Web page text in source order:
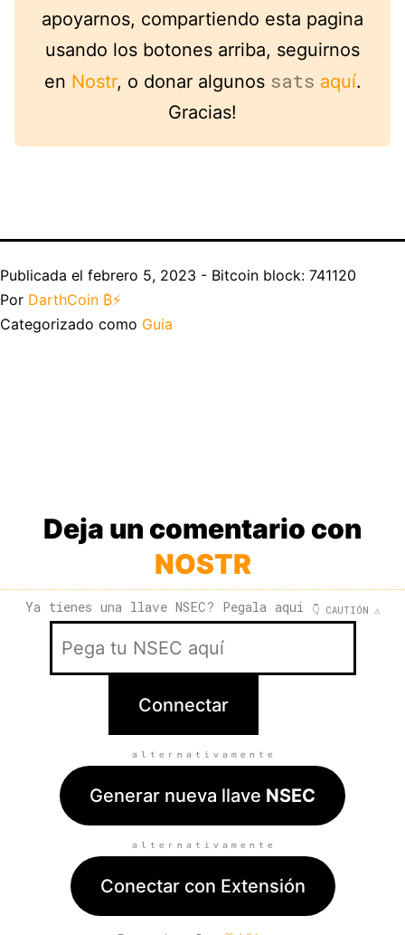
apoyarnos, compartiendo esta pagina
usando los botones arriba, seguirnos
en Nostr, o donar algunos sats aquí.
Gracias!
Publicada el febrero 5, 2023 - Bitcoin block: 741120
Por DarthCoin ₿⚡️
Categorizado como Guia
Deja un comentario con
NOSTR
Ya tienes una llave NSEC? Pegala aqui 👇 CAUTIÓN ⚠️
ₐₗₜₑᵣₙₐₜᵢᵥₐₘₑₙₜₑ
Generar nueva llave NSEC
ₐₗₜₑᵣₙₐₜᵢᵥₐₘₑₙₜₑ
Conectar con Extensión